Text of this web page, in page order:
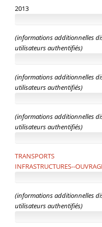
2013
(informations additionnelles
utilisateurs authentifiés)
(informations additionnelles
utilisateurs authentifiés)
(informations additionnelles
utilisateurs authentifiés)
TRANSPORTS
INFRASTRUCTURES--
(informations additionnelles
utilisateurs authentifiés)